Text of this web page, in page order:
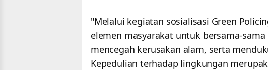
"Melalui kegiatan sosialisasi Green
elemen masyarakat untuk bersama-
mencegah kerusakan alam, serta
Kepedulian terhadap lingkungan